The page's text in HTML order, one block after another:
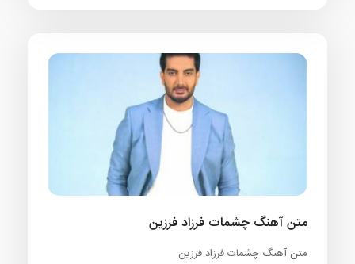
متن آهنگ چشمات فرزاد فرزین
متن آهنگ چشمات فرزاد فرزین